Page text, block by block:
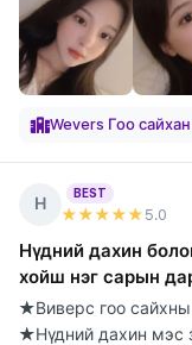
Wevers Гоо
Н
BEST
★★★★★ 5.0
Нүдний дахин
хойш нэг сарын
★Виверс гоо
★Нүдний дахин мэс